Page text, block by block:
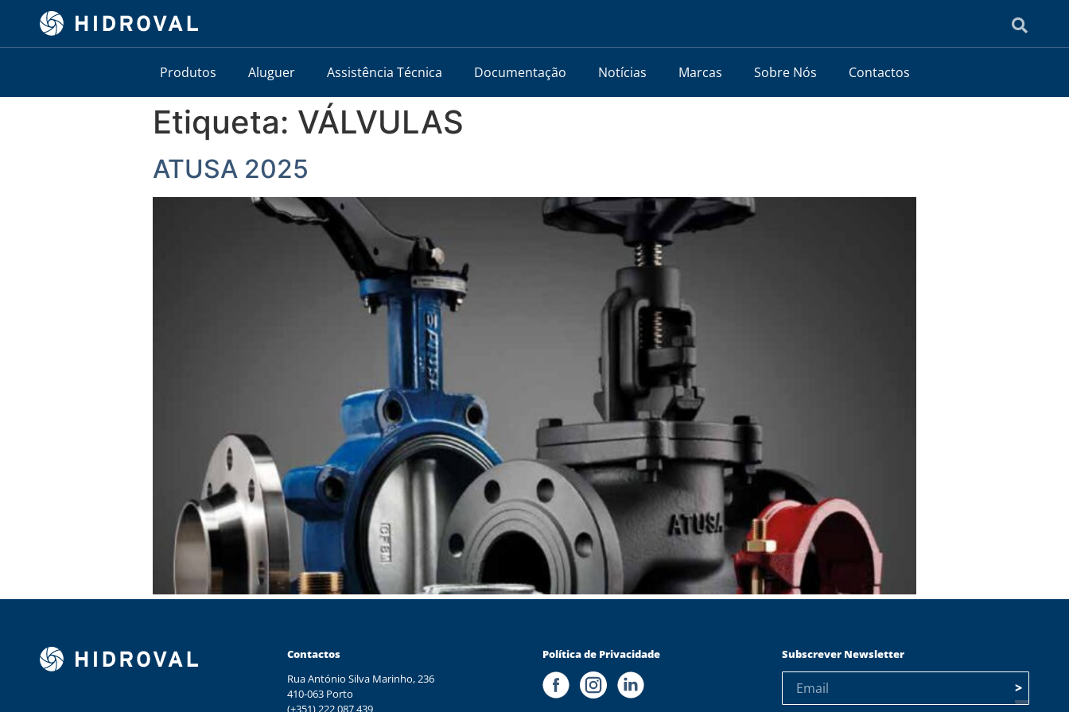
Produtos Aluguer Assistência Técnica Documentação Notícias Marcas Sobre Nós Contactos
Etiqueta: VÁLVULAS
ATUSA 2025
Contactos
Rua António Silva Marinho, 236
410-063 Porto
(+351) 222 087 439
Política de Privacidade Subscrever Newsletter
>